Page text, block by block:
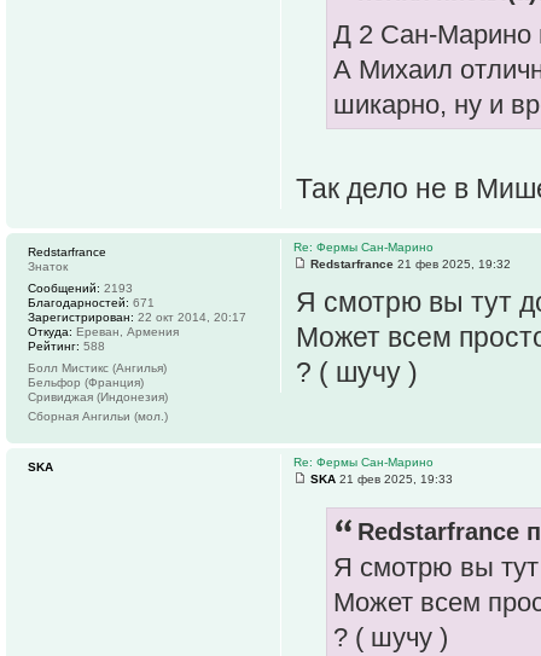
Д 2 Сан-Марино
А Михаил
шикарно, ну и
Так дело не в
Re: Фермы Сан-Марино
Redstarfrance 21 фев 2025, 19:32
Я смотрю вы тут
Может всем
? ( шучу )
Redstarfrance
Знаток
Сообщений: 2193
Благодарностей: 671
Зарегистрирован: 22 окт 2014, 20:17
Откуда: Ереван, Армения
Рейтинг: 588
Болл Мистикс (Ангилья)
Бельфор (Франция)
Сривиджая (Индонезия)
Сборная Ангильи (мол.)
Re: Фермы Сан-Марино
SKA 21 фев 2025, 19:33
Redstarfrance
Я смотрю вы тут
Может всем
? ( шучу )
SKA